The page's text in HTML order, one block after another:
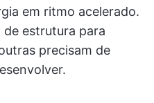
em ritmo acelerado.
de estrutura para
precisam de